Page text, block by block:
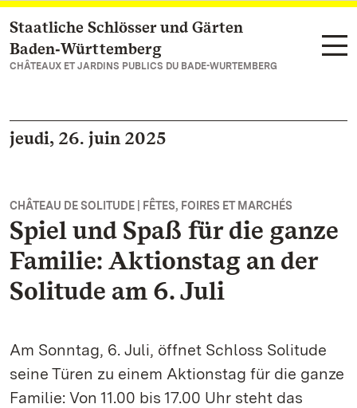
Vers la page d’accueil
Staatliche Schlösser und Gärten
Baden‑Württemberg
CHÂTEAUX ET JARDINS PUBLICS DU BADE-WURTEMBERG
jeudi, 26. juin 2025
CHÂTEAU DE SOLITUDE | FÊTES, FOIRES ET MARCHÉS
Spiel und Spaß für die ganze
Familie: Aktionstag an der
Solitude am 6. Juli
Am Sonntag, 6. Juli, öffnet Schloss Solitude
seine Türen zu einem Aktionstag für die ganze
Familie: Von 11.00 bis 17.00 Uhr steht das